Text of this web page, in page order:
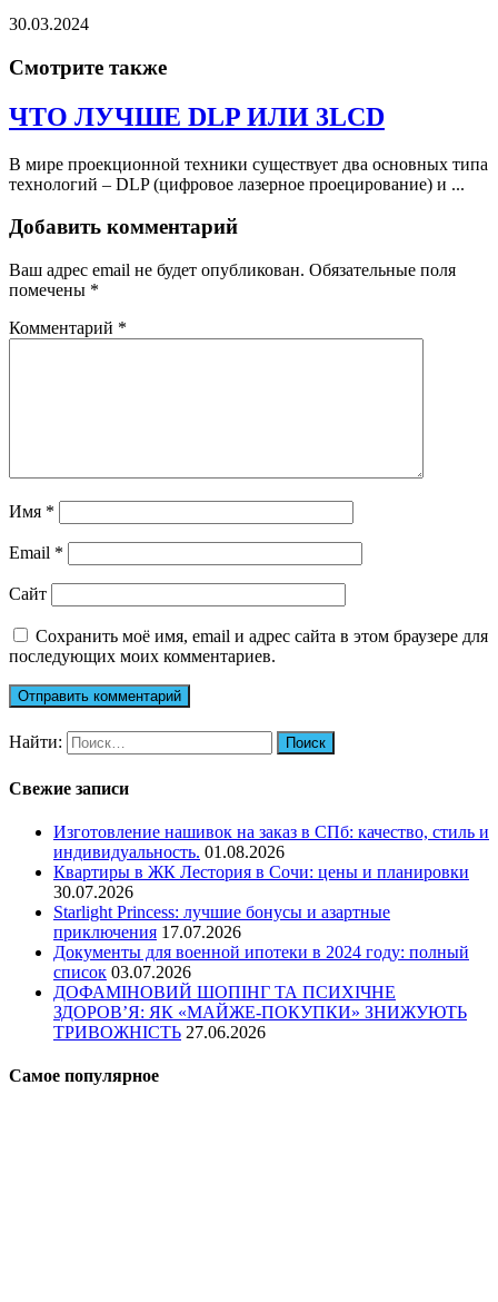
30.03.2024
Смотрите также
ЧТО ЛУЧШЕ DLP ИЛИ 3LCD
В мире проекционной техники существует два основных типа
технологий – DLP (цифровое лазерное проецирование) и ...
Добавить комментарий
Ваш адрес email не будет опубликован. Обязательные поля
помечены *
Комментарий *
Имя *
Email *
Сайт
Сохранить моё имя, email и адрес сайта в этом браузере для
последующих моих комментариев.
Найти:
Свежие записи
Изготовление нашивок на заказ в СПб: качество, стиль и
индивидуальность. 01.08.2026
Квартиры в ЖК Лестория в Сочи: цены и планировки
30.07.2026
Starlight Princess: лучшие бонусы и азартные
приключения 17.07.2026
Документы для военной ипотеки в 2024 году: полный
список 03.07.2026
ДОФАМІНОВИЙ ШОПІНГ ТА ПСИХІЧНЕ
ЗДОРОВ’Я: ЯК «МАЙЖЕ-ПОКУПКИ» ЗНИЖУЮТЬ
ТРИВОЖНІСТЬ 27.06.2026
Самое популярное